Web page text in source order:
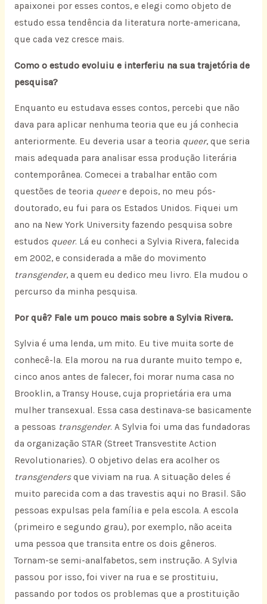
apaixonei por esses contos, e elegi como objeto de
estudo essa tendência da literatura norte-americana,
que cada vez cresce mais.
Como o estudo evoluiu e interferiu na sua trajetória de
pesquisa?
Enquanto eu estudava esses contos, percebi que não
dava para aplicar nenhuma teoria que eu já conhecia
anteriormente. Eu deveria usar a teoria queer, que seria
mais adequada para analisar essa produção literária
contemporânea. Comecei a trabalhar então com
questões de teoria queere depois, no meu pós-
doutorado, eu fui para os Estados Unidos. Fiquei um
ano na New York University fazendo pesquisa sobre
estudos queer. Lá eu conheci a Sylvia Rivera, falecida
em 2002, e considerada a mãe do movimento
transgender, a quem eu dedico meu livro. Ela mudou o
percurso da minha pesquisa.
Por quê? Fale um pouco mais sobre a Sylvia Rivera.
Sylvia é uma lenda, um mito. Eu tive muita sorte de
conhecê-la. Ela morou na rua durante muito tempo e,
cinco anos antes de falecer, foi morar numa casa no
Brooklin, a Transy House, cuja proprietária era uma
mulher transexual. Essa casa destinava-se basicamente
a pessoas transgender. A Sylvia foi uma das fundadoras
da organização STAR (Street Transvestite Action
Revolutionaries). O objetivo delas era acolher os
transgendersque viviam na rua. A situação deles é
muito parecida com a das travestis aqui no Brasil. São
pessoas expulsas pela família e pela escola. A escola
(primeiro e segundo grau), por exemplo, não aceita
uma pessoa que transita entre os dois gêneros.
Tornam-se semi-analfabetos, sem instrução. A Sylvia
passou por isso, foi viver na rua e se prostituiu,
passando por todos os problemas que a prostituição